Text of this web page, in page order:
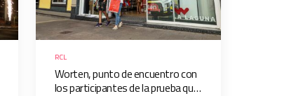
RCL
Worten, punto de encuentro con
los participantes de la prueba que